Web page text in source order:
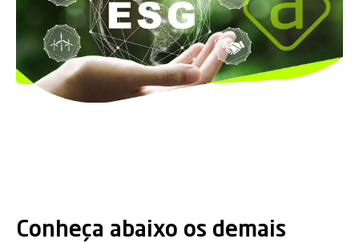
Conheça abaixo os demais